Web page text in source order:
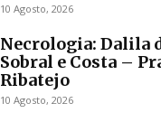
10 Agosto, 2026
Necrologia: Dalila
Sobral e Costa –
Ribatejo
10 Agosto, 2026